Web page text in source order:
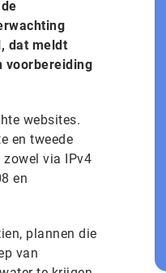
dat meldt
voorbereiding
websites.
en tweede
via IPv4
en
plannen die
van